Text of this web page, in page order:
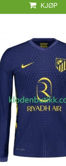
KJØP